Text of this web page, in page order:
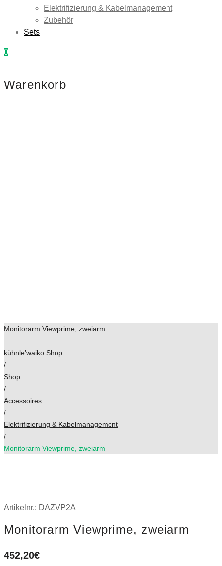
Elektrifizierung & Kabelmanagement
Zubehör
Sets
0
Warenkorb
Monitorarm Viewprime, zweiarm
kühnle’waiko Shop
/
Shop
/
Accessoires
/
Elektrifizierung & Kabelmanagement
/
Monitorarm Viewprime, zweiarm
Artikelnr.: DAZVP2A
Monitorarm Viewprime, zweiarm
452,20€